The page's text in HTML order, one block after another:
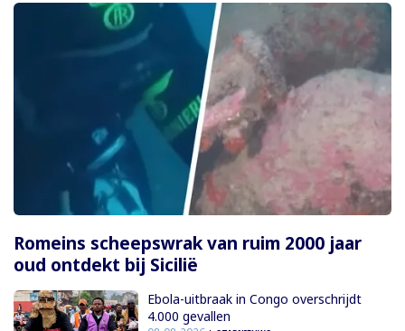
Romeins scheepswrak van ruim 2000 jaar
oud ontdekt bij Sicilië
Ebola-uitbraak in Congo overschrijdt
4.000 gevallen